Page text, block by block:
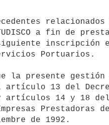
TUDISCO a fin de
inscripción
Portuarios.
Que la presente
13 del
artículos 14 y 18 del
Prestadoras
de 1992.